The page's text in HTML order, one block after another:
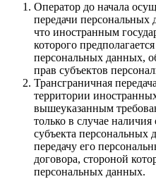
Оператор до начала
передачи персональных
что иностранным
которого
персональных данных,
прав субъектов
Трансграничная
территории
вышеуказанным
только в случае
субъекта персональных
передачу его
договора, стороной
персональных данных.